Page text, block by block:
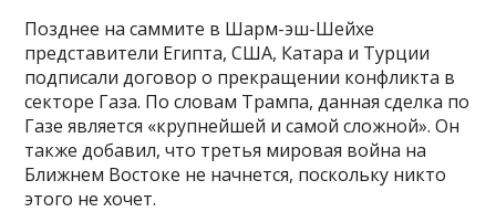
Позднее на саммите в Шарм-эш-Шейхе
представители Египта, США, Катара и Турции
подписали договор о прекращении конфликта в
секторе Газа. По словам Трампа, данная сделка по
Газе является «крупнейшей и самой сложной». Он
также добавил, что третья мировая война на
Ближнем Востоке не начнется, поскольку никто
этого не хочет.